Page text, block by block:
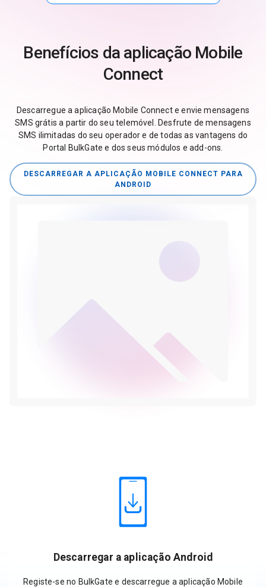
Benefícios da aplicação Mobile
Connect
Descarregue a aplicação Mobile Connect e envie mensagens
SMS grátis a partir do seu telemóvel. Desfrute de mensagens
SMS ilimitadas do seu operador e de todas as vantagens do
Portal BulkGate e dos seus módulos e add-ons.
DESCARREGAR A APLICAÇÃO MOBILE CONNECT PARA
ANDROID
Descarregar a aplicação Android
Registe-se no BulkGate e descarregue a aplicação Mobile